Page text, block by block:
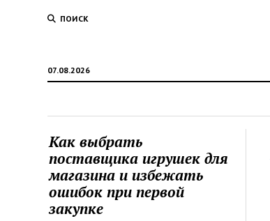
ПОИСК
07.08.2026
Как выбрать
поставщика игрушек для
магазина и избежать
ошибок при первой
закупке